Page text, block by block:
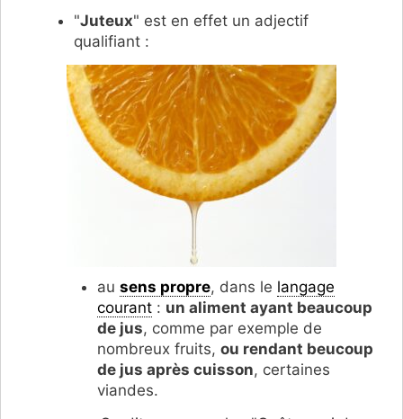
"Juteux" est en effet un adjectif
qualifiant :
au sens propre, dans le langage
courant: un aliment ayant beaucoup
de jus, comme par exemple de
nombreux fruits, ou rendant beucoup
de jus après cuisson, certaines
viandes.